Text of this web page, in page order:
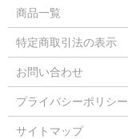
商品一覧
特定商取引法の表示
お問い合わせ
プライバシーポリシー
サイトマップ